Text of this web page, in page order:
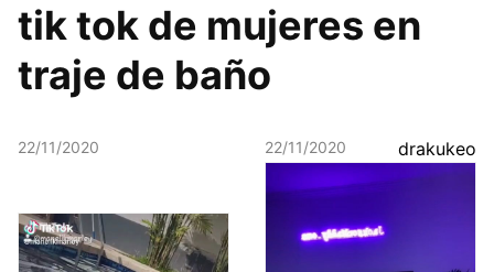
tik tok de mujeres en
traje de baño
22/11/2020 22/11/2020 drakukeo